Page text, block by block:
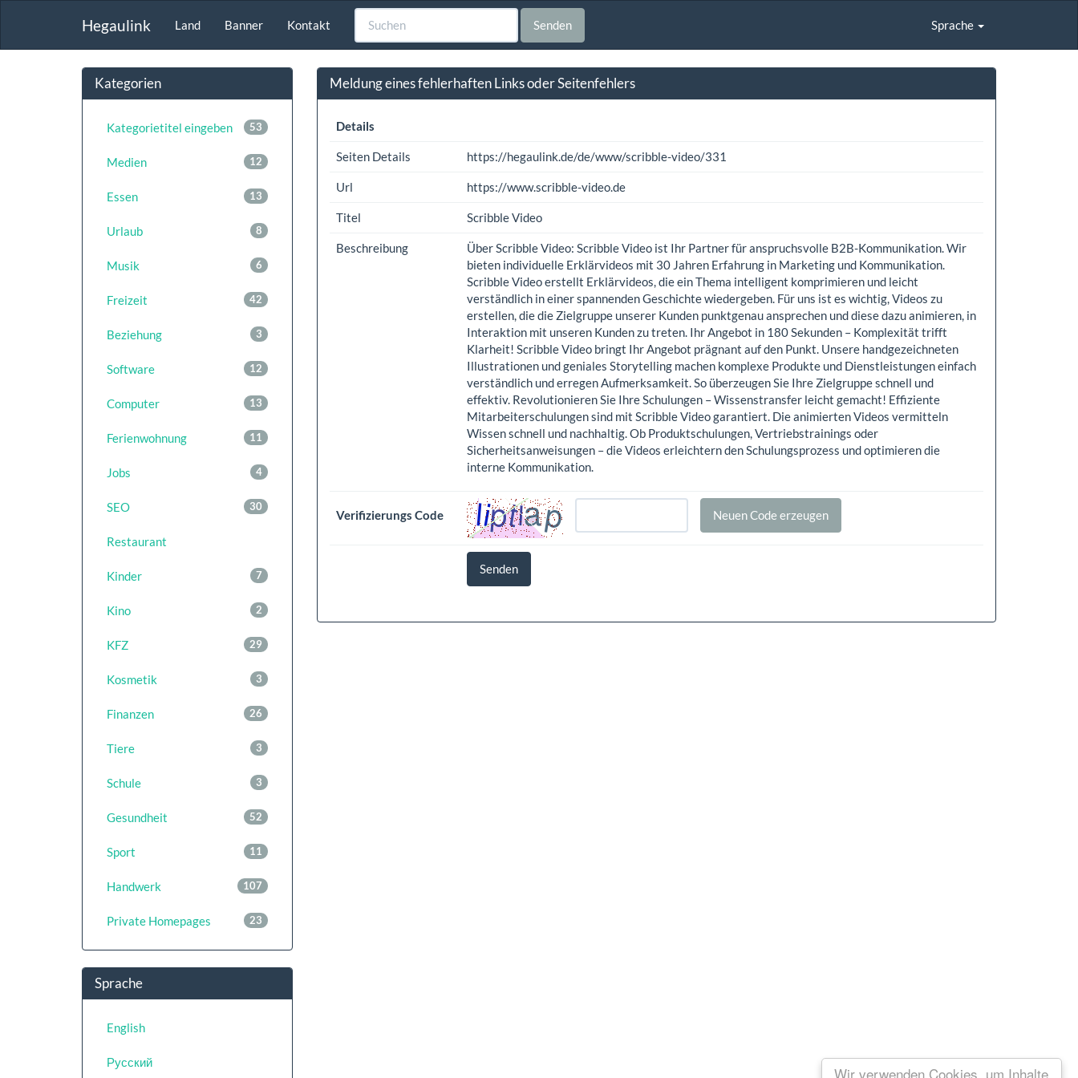
Wir verwenden Cookies, um Inhalte
Hegaulink Land Banner Kontakt Senden Sprache
Kategorien
53
Kategorietitel eingeben
12
Medien
13
Essen
8
Urlaub
6
Musik
42
Freizeit
3
Beziehung
12
Software
13
Computer
11
Ferienwohnung
4
Jobs
30
SEO
Restaurant
7
Kinder
2
Kino
29
KFZ
3
Kosmetik
26
Finanzen
3
Tiere
3
Schule
52
Gesundheit
11
Sport
107
Handwerk
23
Private Homepages
Sprache
English
Русский
Meldung eines fehlerhaften Links oder Seitenfehlers
Details
Seiten Details https://hegaulink.de/de/www/scribble-video/331
Url https://www.scribble-video.de
Titel Scribble Video
Beschreibung
Über Scribble Video: Scribble Video ist Ihr Partner für anspruchsvolle B2B-Kommunikation. Wir
bieten individuelle Erklärvideos mit 30 Jahren Erfahrung in Marketing und Kommunikation.
Scribble Video erstellt Erklärvideos, die ein Thema intelligent komprimieren und leicht
verständlich in einer spannenden Geschichte wiedergeben. Für uns ist es wichtig, Videos zu
erstellen, die die Zielgruppe unserer Kunden punktgenau ansprechen und diese dazu animieren, in
Interaktion mit unseren Kunden zu treten. Ihr Angebot in 180 Sekunden – Komplexität trifft
Klarheit! Scribble Video bringt Ihr Angebot prägnant auf den Punkt. Unsere handgezeichneten
Illustrationen und geniales Storytelling machen komplexe Produkte und Dienstleistungen einfach
verständlich und erregen Aufmerksamkeit. So überzeugen Sie Ihre Zielgruppe schnell und
effektiv. Revolutionieren Sie Ihre Schulungen – Wissenstransfer leicht gemacht! Effiziente
Mitarbeiterschulungen sind mit Scribble Video garantiert. Die animierten Videos vermitteln
Wissen schnell und nachhaltig. Ob Produktschulungen, Vertriebstrainings oder
Sicherheitsanweisungen – die Videos erleichtern den Schulungsprozess und optimieren die
interne Kommunikation.
Verifizierungs Code